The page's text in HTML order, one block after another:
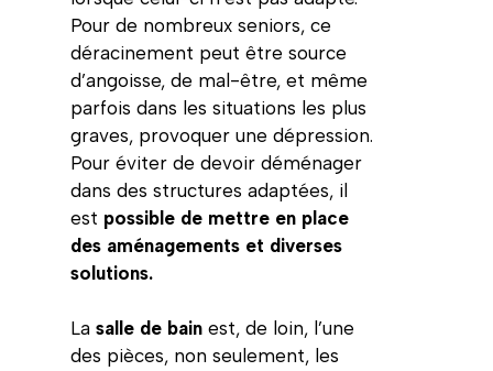
Pour de nombreux seniors, ce
déracinement peut être source
d’angoisse, de mal-être, et même
parfois dans les situations les plus
graves, provoquer une dépression.
Pour éviter de devoir déménager
dans des structures adaptées, il
est possible de mettre en place
des aménagements et diverses
solutions.
La salle de bainest, de loin, l’une
des pièces, non seulement, les